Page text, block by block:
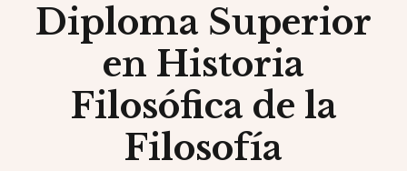
Admisión y Becas
Noticias
Diploma Superior
en Historia
Filosófica de la
Filosofía